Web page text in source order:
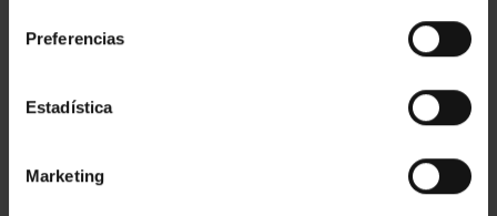
Preferencias
Estadística
Marketing
Señalización.
Medios auxiliares, equipos y herramientas empleados
del trabajo y su entorno